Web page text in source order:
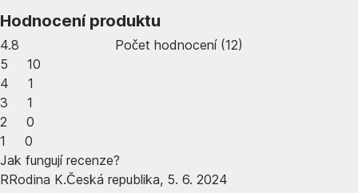
Hodnocení produktu
4.8 Počet hodnocení(12)
5
10
4
1
3
1
2
0
1
0
Jak fungují recenze?
RRodina K.Česká republika, 5. 6. 2024